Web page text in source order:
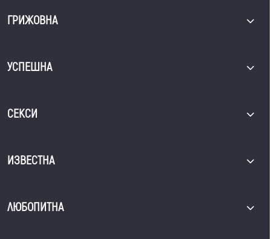
ГРИЖОВНА
УСПЕШНА
СЕКСИ
ИЗВЕСТНА
ЛЮБОПИТНА